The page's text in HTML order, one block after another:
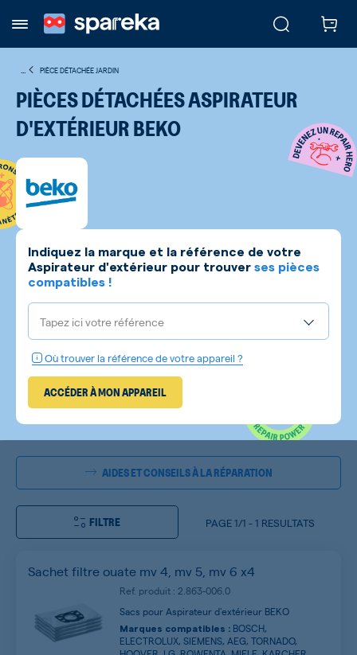
PIÈCE DÉTACHÉE JARDIN
PIÈCES DÉTACHÉES ASPIRATEUR
D'EXTÉRIEUR BEKO
Indiquez la marque et la référence de votre
Aspirateur d'extérieur pour trouver ses pièces
compatibles !
Tapez ici votre référence
Où trouver la référence de votre appareil ?
ACCÉDER À MON APPAREIL
AIDES ET CONSEILS À LA RÉPARATION
FILTRE PAGE 1/1 - 1 RESULTATS
Sachet filtre ouate mv 4, mv 5, mv 6 x4
Ref. produit : 2.863-006.0
Sacs pour Aspirateur d'extérieur BEKO
Marques compatibles : BOSCH,
ELECTROLUX, SIEMENS, AEG, TORNADO,